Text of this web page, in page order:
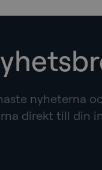
nyheterna
direkt till din